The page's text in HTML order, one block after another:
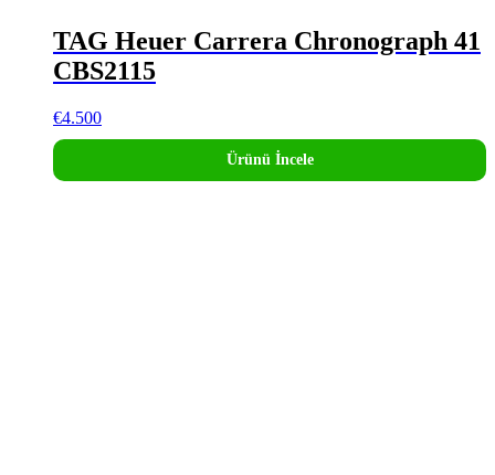
TAG Heuer Carrera Chronograph 41
CBS2115
€4.500
Ürünü İncele